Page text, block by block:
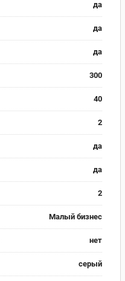
да
да
да
300
40
2
да
да
2
Малый бизнес
нет
серый